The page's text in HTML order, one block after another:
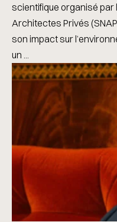
scientifique organisé par
Architectes Privés
son impact sur
un ...